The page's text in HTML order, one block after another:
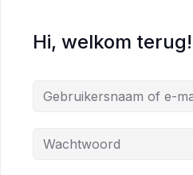
Hi, welkom terug!